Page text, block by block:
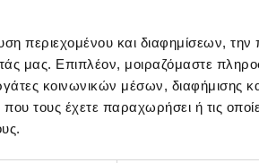
περιεχομένου και διαφημίσεων,
μας. Επιπλέον, μοιραζόμαστε
κοινωνικών μέσων, διαφήμισης
τους έχετε παραχωρήσει ή τις